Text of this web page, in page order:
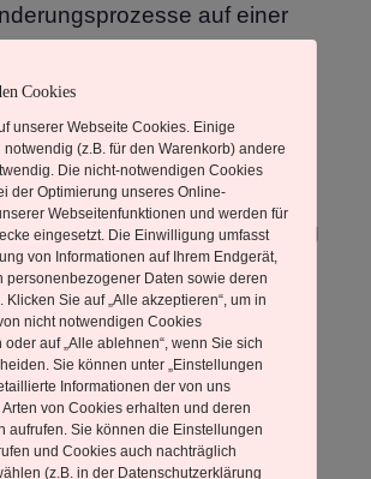
auf einer
Ebene zu unterstützen.
Arbeit können Klient:innen
aktivieren, mehr innere
und neue
entdecken. Viele
Zustand als angenehm, ruhig
erfolgt individuell,
sich stets an den
und Bedürfnissen der
unter anderem unterstützend
Cookies
unserer Webseite Cookies. Einige
(z.B. für den Warenkorb) andere
Die nicht-notwendigen Cookies
der Optimierung unseres Online-
Webseitenfunktionen und werden für
eingesetzt. Die Einwilligung umfasst
von Informationen auf Ihrem Endgerät,
personenbezogener Daten sowie deren
Klicken Sie auf „Alle akzeptieren“, um in
nicht notwendigen Cookies
auf „Alle ablehnen“, wenn Sie sich
Sie können unter „Einstellungen
Informationen der von uns
von Cookies erhalten und deren
aufrufen. Sie können die Einstellungen
und Cookies auch nachträglich
(z.B. in der Datenschutzerklärung